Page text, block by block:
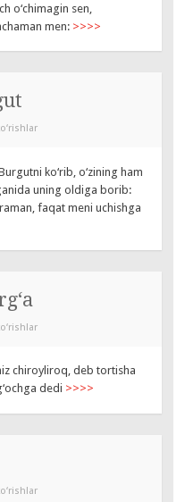
o‘chimagin sen,
men: >>>>
ko‘rib, o‘zining ham
uning oldiga borib:
faqat meni uchishga
chiroyliroq, deb tortisha
dedi >>>>